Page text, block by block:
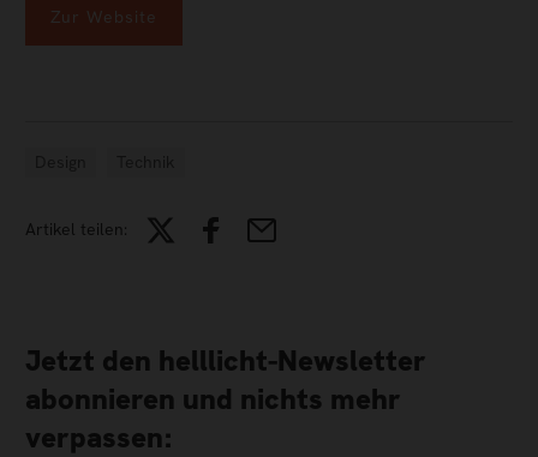
Zur Website
Artikel teilen:
Jetzt den helllicht-Newsletter
abonnieren und nichts mehr
verpassen: